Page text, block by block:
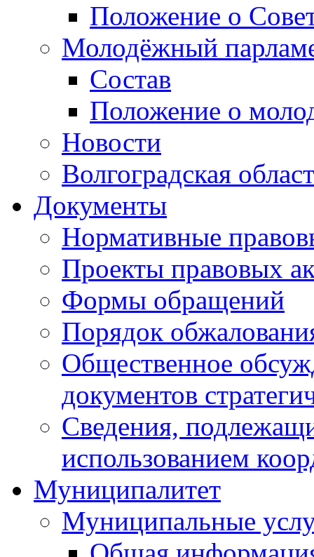
Положение о
Молодёжный
Состав
Положение о
Новости
Волгоградская
Документы
Нормативные
Проекты правовых
Формы обращений
Порядок
Общественное
документов
Сведения,
использованием
Муниципалитет
Муниципальные